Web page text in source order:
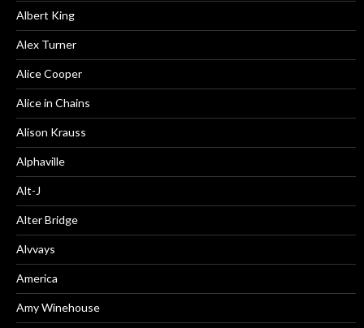
Albert King
Alex Turner
Alice Cooper
Alice in Chains
Alison Krauss
Alphaville
Alt-J
Alter Bridge
Alvvays
America
Amy Winehouse